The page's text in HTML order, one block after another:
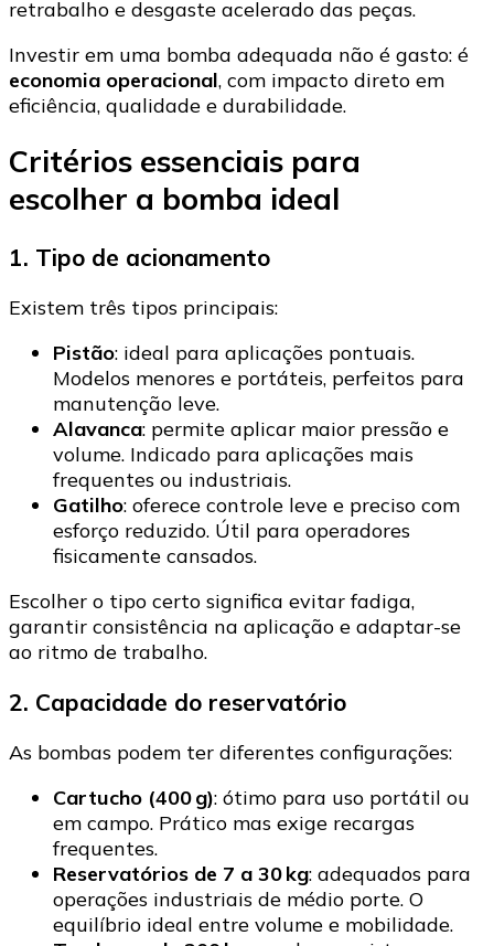
retrabalho e desgaste acelerado das peças.
Investir em uma bomba adequada não é gasto: é
economia operacional, com impacto direto em
eficiência, qualidade e durabilidade.
Critérios essenciais para
escolher a bomba ideal
1. Tipo de acionamento
Existem três tipos principais:
Pistão: ideal para aplicações pontuais.
Modelos menores e portáteis, perfeitos para
manutenção leve.
Alavanca: permite aplicar maior pressão e
volume. Indicado para aplicações mais
frequentes ou industriais.
Gatilho: oferece controle leve e preciso com
esforço reduzido. Útil para operadores
fisicamente cansados.
Escolher o tipo certo significa evitar fadiga,
garantir consistência na aplicação e adaptar-se
ao ritmo de trabalho.
2. Capacidade do reservatório
As bombas podem ter diferentes configurações:
Cartucho (400 g): ótimo para uso portátil ou
em campo. Prático mas exige recargas
frequentes.
Reservatórios de 7 a 30 kg: adequados para
operações industriais de médio porte. O
equilíbrio ideal entre volume e mobilidade.